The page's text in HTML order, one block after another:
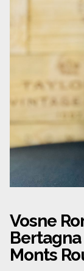
Politique de
Politique de
Qui sommes
Validation de
Wishlist
Vosne
Monts